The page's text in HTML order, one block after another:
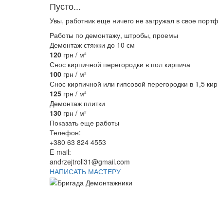
Пусто...
Увы, работник еще ничего не загружал в свое
Работы по демонтажу, штробы, проемы
Демонтаж стяжки до 10 см
120 грн / м²
Снос кирпичной перегородки в пол кирпича
100 грн / м²
Снос кирпичной или гипсовой перегородки в 1,5
125 грн / м²
Демонтаж плитки
130 грн / м²
Показать еще работы
Телефон:
+380 63 824 4553
E-mail:
andrzejtroll31@gmail.com
НАПИСАТЬ МАСТЕРУ